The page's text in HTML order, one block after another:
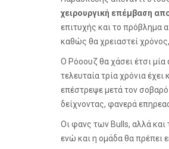
χειρουργική επέμβαση
επιτυχής και το πρόβλημα
καθώς θα χρειαστεί
Ο Ρόοουζ θα χάσει έτσι μία
τελευταία τρία χρόνια
επέστρεψε μετά τον σοβαρό
δείχνοντας, φανερά
Οι φανς των Bulls, αλλά και
ενώ και η ομάδα θα πρέπει